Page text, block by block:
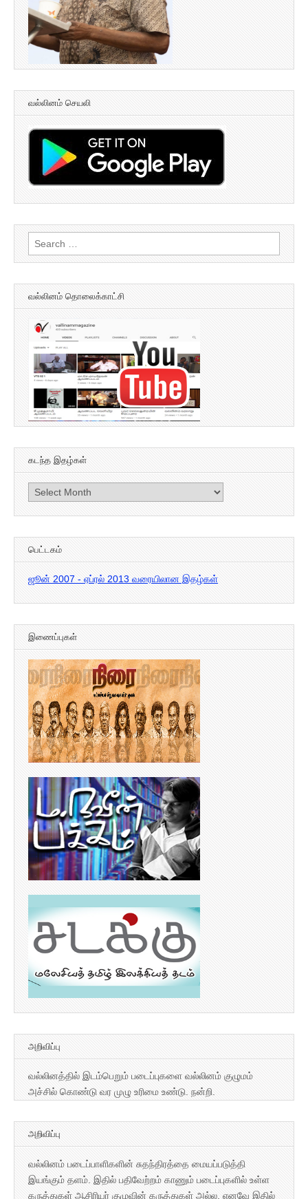
வல்லினம் செயலி
Search
for:
வல்லினம் தொலைக்காட்சி
கடந்த இதழ்கள்
கடந்த
இதழ்கள்
பெட்டகம்
ஜூன் 2007 - ஏப்ரல் 2013 வரையிலான இதழ்கள்
இணைப்புகள்
அறிவிப்பு
வல்லினத்தில் இடம்பெறும் படைப்புகளை வல்லினம் குழுமம்
அச்சில் கொண்டு வர முழு உரிமை உண்டு. நன்றி.
அறிவிப்பு
வல்லினம் படைப்பாளிகளின் சுதந்திரத்தை மையப்படுத்தி
இயங்கும் தளம். இதில் பதிவேற்றம் காணும் படைப்புகளில் உள்ள
கருத்துகள் ஆசிரியர் குழுவின் கருத்துகள் அல்ல. எனவே இதில்